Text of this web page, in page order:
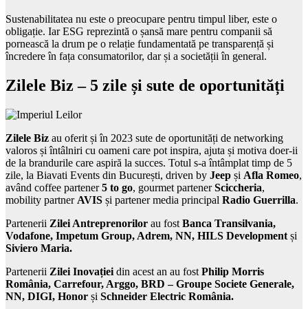
Sustenabilitatea nu este o preocupare pentru timpul liber, este o
obligație. Iar ESG reprezintă o șansă mare pentru companii să
pornească la drum pe o relație fundamentată pe transparență și
încredere în fața consumatorilor, dar și a societății în general.
Zilele Biz – 5 zile și sute de oportunități
Zilele Biz au oferit și în 2023 sute de oportunități de networking
valoros și întâlniri cu oameni care pot inspira, ajuta și motiva doer-ii
de la brandurile care aspiră la succes. Totul s-a întâmplat timp de 5
zile, la Biavati Events din București, driven by Jeep și Afla Romeo,
având coffee partener5 to go, gourmet partenerSciccheria,
mobility partner AVIS și partener media principal Radio Guerrilla.
Partenerii Zilei Antreprenorilor au fost Banca Transilvania,
Vodafone, Impetum Group, Adrem, NN, HILS Development și
Siviero Maria.
Partenerii Zilei Inovației din acest an au fost Philip Morris
România, Carrefour, Arggo, BRD – Groupe Societe Generale,
NN, DIGI, Honor și Schneider Electric România.